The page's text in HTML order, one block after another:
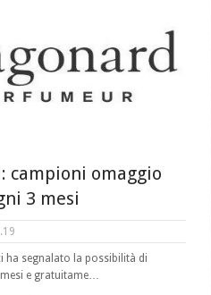
campioni omaggio
3 mesi
ha segnalato la possibilità di
e gratuitame…